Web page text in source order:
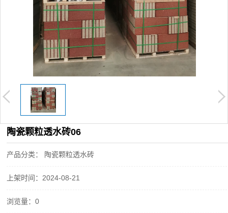
陶瓷颗粒透水砖06
产品分类： 陶瓷颗粒透水砖
上架时间：2024-08-21
浏览量：0